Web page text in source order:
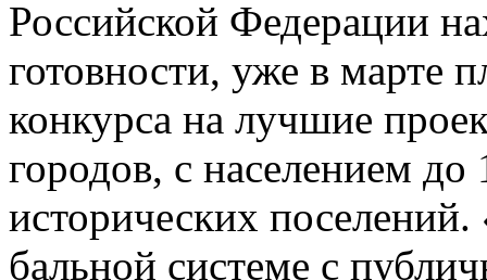
Российской Федерации
готовности, уже в марте
конкурса на лучшие
городов, с населением
исторических
бальной системе с